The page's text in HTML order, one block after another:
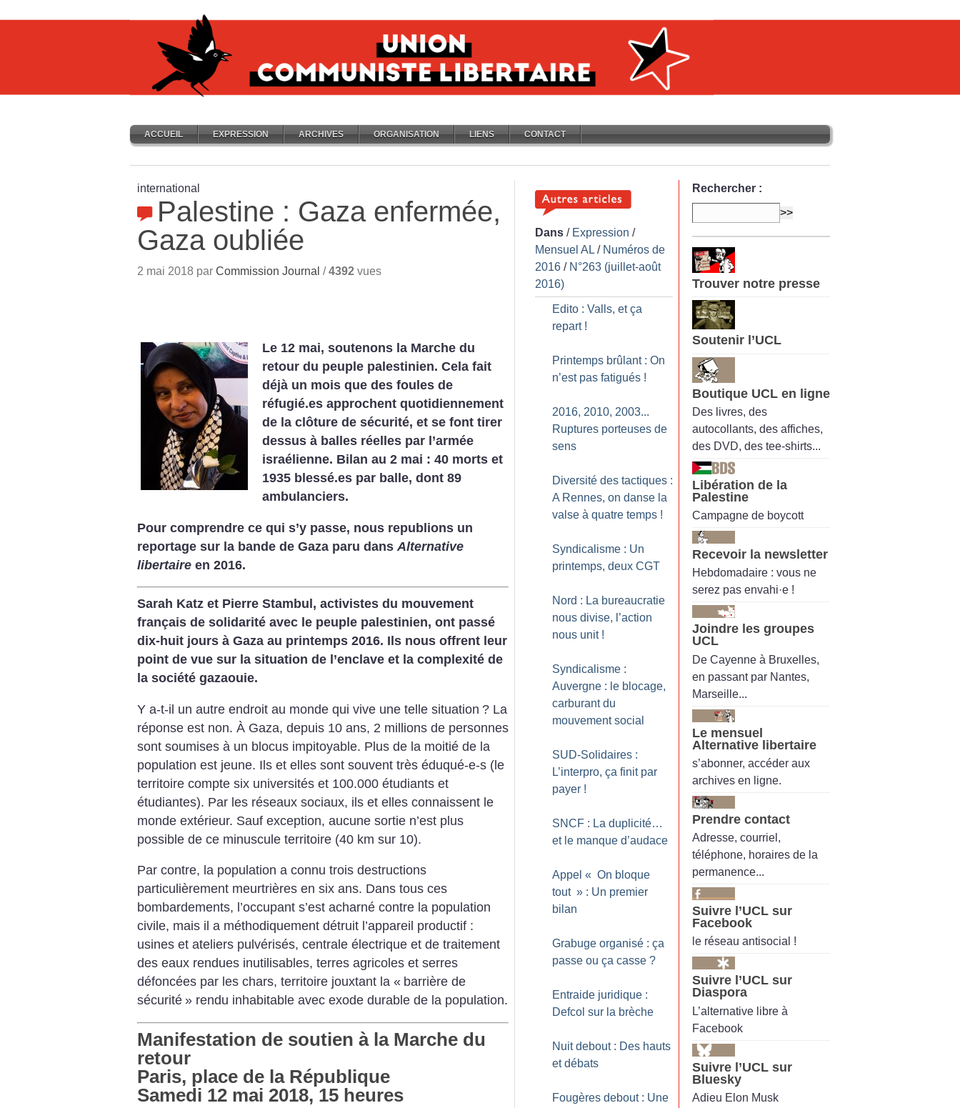
ACCUEIL EXPRESSION ARCHIVES ORGANISATION LIENS CONTACT
international
Palestine : Gaza enfermée,
Gaza oubliée
2 mai 2018 par Commission Journal /4392 vues
Le 12 mai, soutenons la Marche du
retour du peuple palestinien. Cela fait
déjà un mois que des foules de
réfugié.es approchent quotidiennement
de la clôture de sécurité, et se font tirer
dessus à balles réelles par l’armée
israélienne. Bilan au 2 mai : 40 morts et
1935 blessé.es par balle, dont 89
ambulanciers.
Pour comprendre ce qui s’y passe, nous republions un
reportage sur la bande de Gaza paru dans Alternative
libertaire en 2016.
Sarah Katz et Pierre Stambul, activistes du mouvement
français de solidarité avec le peuple palestinien, ont passé
dix-huit jours à Gaza au printemps 2016. Ils nous offrent leur
point de vue sur la situation de l’enclave et la complexité de
la société gazaouie.
Y a-t-il un autre endroit au monde qui vive une telle situation ? La
réponse est non. À Gaza, depuis 10 ans, 2 millions de personnes
sont soumises à un blocus impitoyable. Plus de la moitié de la
population est jeune. Ils et elles sont souvent très éduqué-e-s (le
territoire compte six universités et 100.000 étudiants et
étudiantes). Par les réseaux sociaux, ils et elles connaissent le
monde extérieur. Sauf exception, aucune sortie n’est plus
possible de ce minuscule territoire (40 km sur 10).
Par contre, la population a connu trois destructions
particulièrement meurtrières en six ans. Dans tous ces
bombardements, l’occupant s’est acharné contre la population
civile, mais il a méthodiquement détruit l’appareil productif :
usines et ateliers pulvérisés, centrale électrique et de traitement
des eaux rendues inutilisables, terres agricoles et serres
défoncées par les chars, territoire jouxtant la « barrière de
sécurité » rendu inhabitable avec exode durable de la population.
Manifestation de soutien à la Marche du
retour
Paris, place de la République
Samedi 12 mai 2018, 15 heures
Dans / Expression /
Mensuel AL / Numéros de
2016 / N°263 (juillet-août
2016)
Edito : Valls, et ça
repart !
Printemps brûlant : On
n’est pas fatigués !
2016, 2010, 2003...
Ruptures porteuses de
sens
Diversité des tactiques :
A Rennes, on danse la
valse à quatre temps !
Syndicalisme : Un
printemps, deux CGT
Nord : La bureaucratie
nous divise, l’action
nous unit !
Syndicalisme :
Auvergne : le blocage,
carburant du
mouvement social
SUD-Solidaires :
L’interpro, ça finit par
payer !
SNCF : La duplicité…
et le manque d’audace
Appel « On bloque
tout » : Un premier
bilan
Grabuge organisé : ça
passe ou ça casse ?
Entraide juridique :
Defcol sur la brèche
Nuit debout : Des hauts
et débats
Fougères debout : Une
Rechercher :
Trouver notre presse
Soutenir l’UCL
Boutique UCL en ligne
Des livres, des
autocollants, des affiches,
des DVD, des tee-shirts...
Libération de la
Palestine
Campagne de boycott
Recevoir la newsletter
Hebdomadaire : vous ne
serez pas envahi·e !
Joindre les groupes
UCL
De Cayenne à Bruxelles,
en passant par Nantes,
Marseille...
Le mensuel
Alternative libertaire
s’abonner, accéder aux
archives en ligne.
Prendre contact
Adresse, courriel,
téléphone, horaires de la
permanence...
Suivre l’UCL sur
Facebook
le réseau antisocial !
Suivre l’UCL sur
Diaspora
L’alternative libre à
Facebook
Suivre l’UCL sur
Bluesky
Adieu Elon Musk